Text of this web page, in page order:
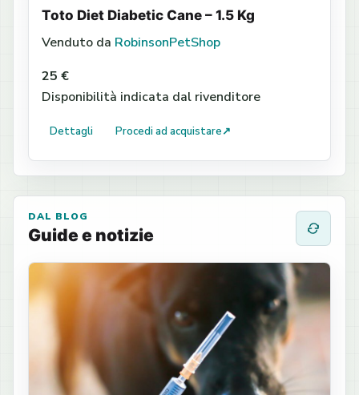
Toto Diet Diabetic Cane – 1.5 Kg
Venduto da RobinsonPetShop
25 €
Disponibilità indicata dal rivenditore
Dettagli Procedi ad acquistare↗
DAL BLOG
Guide e notizie